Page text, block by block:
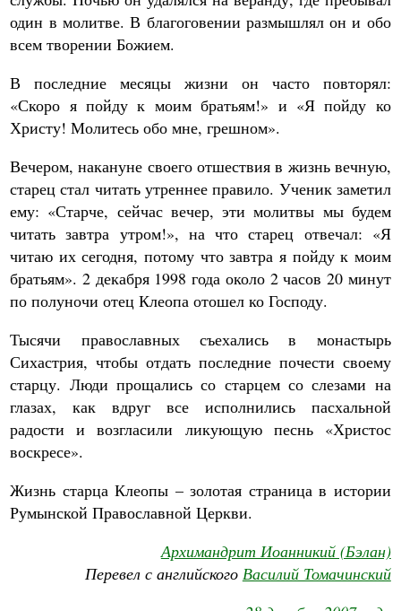
один в молитве. В благоговении размышлял он и обо
всем творении Божием.
В последние месяцы жизни он часто повторял:
«Скоро я пойду к моим братьям!» и «Я пойду ко
Христу! Молитесь обо мне, грешном».
Вечером, накануне своего отшествия в жизнь вечную,
старец стал читать утреннее правило. Ученик заметил
ему: «Старче, сейчас вечер, эти молитвы мы будем
читать завтра утром!», на что старец отвечал: «Я
читаю их сегодня, потому что завтра я пойду к моим
братьям». 2 декабря 1998 года около 2 часов 20 минут
по полуночи отец Клеопа отошел ко Господу.
Тысячи православных съехались в монастырь
Сихастрия, чтобы отдать последние почести своему
старцу. Люди прощались со старцем со слезами на
глазах, как вдруг все исполнились пасхальной
радости и возгласили ликующую песнь «Христос
воскресе».
Жизнь старца Клеопы – золотая страница в истории
Румынской Православной Церкви.
Архимандрит Иоанникий (Бэлан)
Перевел с английского Василий Томачинский